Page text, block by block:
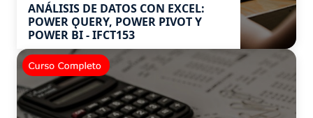
ANÁLISIS DE DATOS CON EXCEL:
POWER ǪUERY, POWER PIVOT Y
POWER BI - IFCT153